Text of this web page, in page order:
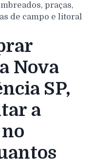
praças,
de campo e litoral
Nova
SP,
a